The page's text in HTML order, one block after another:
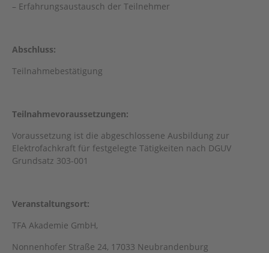
– Erfahrungsaustausch der Teilnehmer
Abschluss:
Teilnahmebestätigung
Teilnahmevoraussetzungen:
Voraussetzung ist die abgeschlossene Ausbildung zur
Elektrofachkraft für festgelegte Tätigkeiten nach DGUV
Grundsatz 303-001
Veranstaltungsort:
TFA Akademie GmbH,
Nonnenhofer Straße 24, 17033 Neubrandenburg